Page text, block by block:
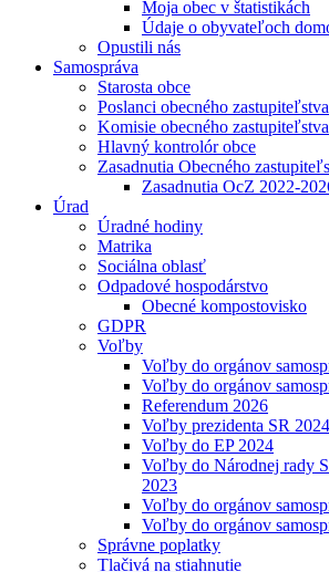
Moja obec v štatistikách
Údaje o obyvateľoch
Opustili nás
Samospráva
Starosta obce
Poslanci obecného zastupiteľstva
Komisie obecného zastupiteľstva
Hlavný kontrolór obce
Zasadnutia Obecného
Zasadnutia OcZ 2022-
Úrad
Úradné hodiny
Matrika
Sociálna oblasť
Odpadové hospodárstvo
Obecné kompostovisko
GDPR
Voľby
Voľby do orgánov
Voľby do orgánov
Referendum 2026
Voľby prezidenta SR 2024
Voľby do EP 2024
Voľby do Národnej rady
2023
Voľby do orgánov
Voľby do orgánov
Správne poplatky
Tlačivá na stiahnutie